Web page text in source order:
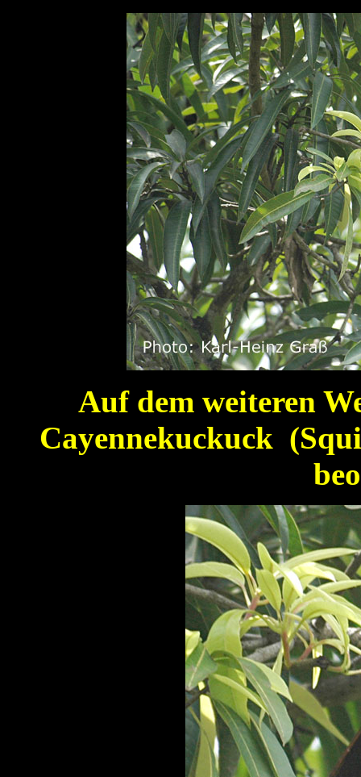
Auf dem weiteren
Cayennekuckuck